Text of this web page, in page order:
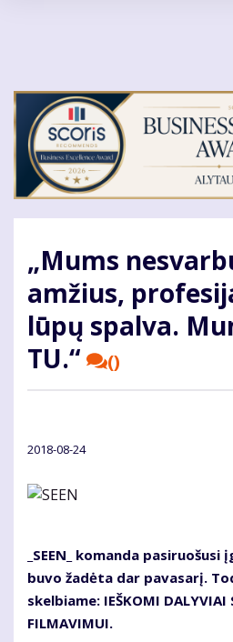
„Mums
amžius,
lūpų spalva.
TU.“
()
2018-08-24
_SEEN_ komanda
buvo žadėta dar pavasarį.
skelbiame: IEŠKOMI DALYVIAI
FILMAVIMUI.